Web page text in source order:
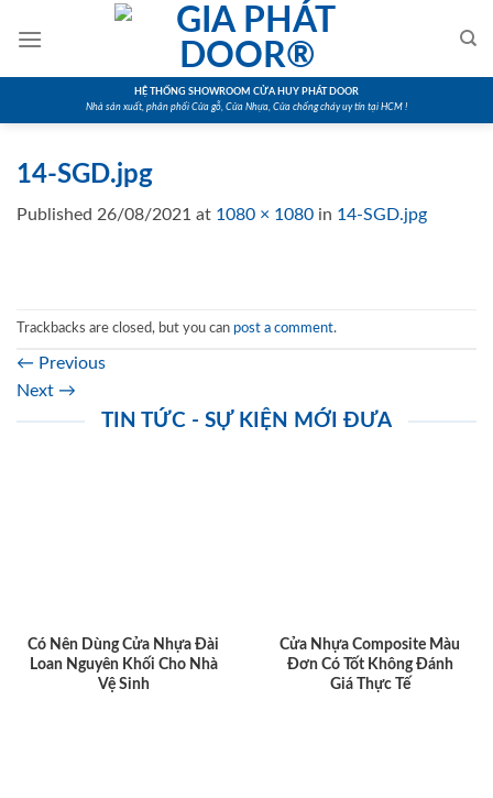
HỆ THỐNG SHOWROOM CỬA HUY PHÁT DOOR
Nhà sản xuất, phân phối Cửa gỗ, Cửa Nhựa, Cửa chống cháy uy tín tại HCM !
14-SGD.jpg
Published 26/08/2021 at 1080 × 1080 in 14-SGD.jpg
Trackbacks are closed, but you can post a comment.
← Previous
Next →
TIN TỨC - SỰ KIỆN MỚI ĐƯA
Có Nên Dùng Cửa Nhựa Đài
Loan Nguyên Khối Cho Nhà
Vệ Sinh
Cửa Nhựa Composite Màu
Đơn Có Tốt Không Đánh
Giá Thực Tế